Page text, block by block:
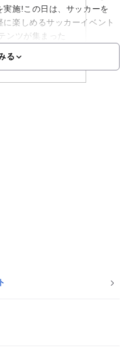
施!この日は、サッカーを
に楽しめるサッカーイベント
ンツが集まった
る